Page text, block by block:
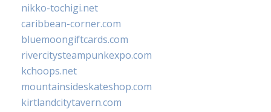
nikko-tochigi.net
caribbean-corner.com
bluemoongiftcards.com
rivercitysteampunkexpo.com
kchoops.net
mountainsideskateshop.com
kirtlandcitytavern.com